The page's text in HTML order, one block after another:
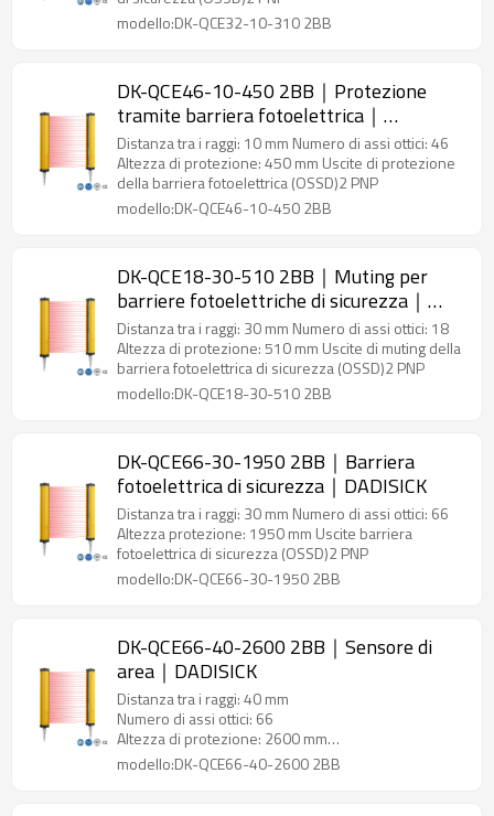
modello:DK-QCE32-10-310 2BB
DK-QCE46-10-450 2BB｜Protezione
tramite barriera fotoelettrica｜
DADISICK
Distanza tra i raggi: 10 mm Numero di assi ottici: 46
Altezza di protezione: 450 mm Uscite di protezione
della barriera fotoelettrica (OSSD)2 PNP
modello:DK-QCE46-10-450 2BB
DK-QCE18-30-510 2BB｜Muting per
barriere fotoelettriche di sicurezza｜
DADISICK
Distanza tra i raggi: 30 mm Numero di assi ottici: 18
Altezza di protezione: 510 mm Uscite di muting della
barriera fotoelettrica di sicurezza (OSSD)2 PNP
modello:DK-QCE18-30-510 2BB
DK-QCE66-30-1950 2BB｜Barriera
fotoelettrica di sicurezza｜DADISICK
Distanza tra i raggi: 30 mm Numero di assi ottici: 66
Altezza protezione: 1950 mm Uscite barriera
fotoelettrica di sicurezza (OSSD)2 PNP
modello:DK-QCE66-30-1950 2BB
DK-QCE66-40-2600 2BB｜Sensore di
area｜DADISICK
Distanza tra i raggi: 40 mm
Numero di assi ottici: 66
Altezza di protezione: 2600 mm
Uscite sensore di area (OSSD)2 PNP
modello:DK-QCE66-40-2600 2BB